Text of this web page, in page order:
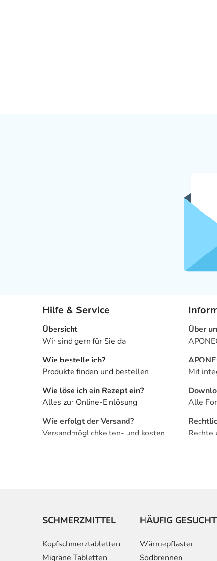
Hilfe & Service
Übersicht
Wir sind gern für Sie da
Wie bestelle ich?
Produkte finden und bestellen
Wie löse ich ein Rezept ein?
Alles zur Online-Einlösung
Wie erfolgt der Versand?
Versandmöglichkeiten- und kosten
Über
Mit
Alle
Rechte
SCHMERZMITTEL
Kopfschmerztabletten
Migräne Tabletten
HÄUFIG GESUCHT
Wärmepflaster
Sodbrennen